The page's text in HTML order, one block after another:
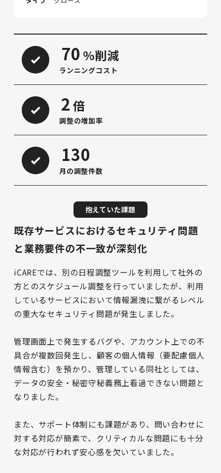
70 %削減
ランニングコスト
2 倍
調整の増加率
130
月の調整件数
抱えていた課題
既存サービスにおけるセキュリティ問題
と業務要件の不一致が深刻化
iCAREでは、別の日程調整ツールを利用して社外の
方とのスケジュール調整を行っていましたが、利用
しているサービスにおいて情報漏洩に繋がるレベル
の重大なセキュリティ問題が発生しました。
管理画面上で発生するバグや、アカウント上での不
具合が複数回発生し、顧客の個人情報（要配慮個人
情報含む）を預かり、管理している同社としては、
データの安全・秘密守秘義務上看過できない問題と
なりました。
また、サポート体制にも課題があり、問い合わせに
対する対応が簡素で、クリティカルな問題にも十分
な対応が行われず安心感を欠いていました。